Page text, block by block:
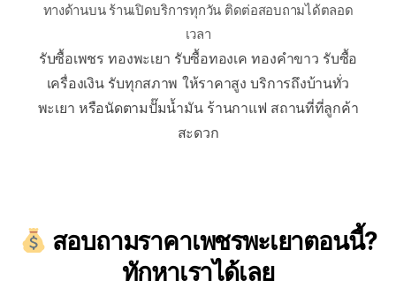
ทางด้านบน ร้านเปิดบริการทุกวัน ติดต่อสอบถามได้ตลอด
เวลา
รับซื้อเพชร ทองพะเยา รับซื้อทองเค ทองคำขาว รับซื้อ
เครื่องเงิน รับทุกสภาพ ให้ราคาสูง บริการถึงบ้านทั่ว
พะเยา หรือนัดตามปั๊มน้ำมัน ร้านกาแฟ สถานที่ที่ลูกค้า
สะดวก
สอบถามราคาเพชรพะเยาตอนนี้?
ทักหาเราได้เลย